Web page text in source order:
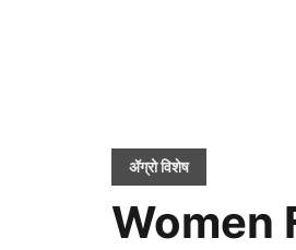
ॲग्रो विशेष
Women